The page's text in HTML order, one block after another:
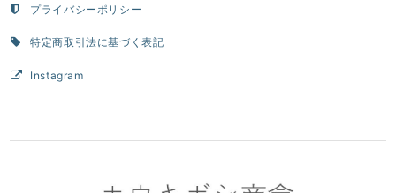
プライバシーポリシー
特定商取引法に基づく表記
Instagram